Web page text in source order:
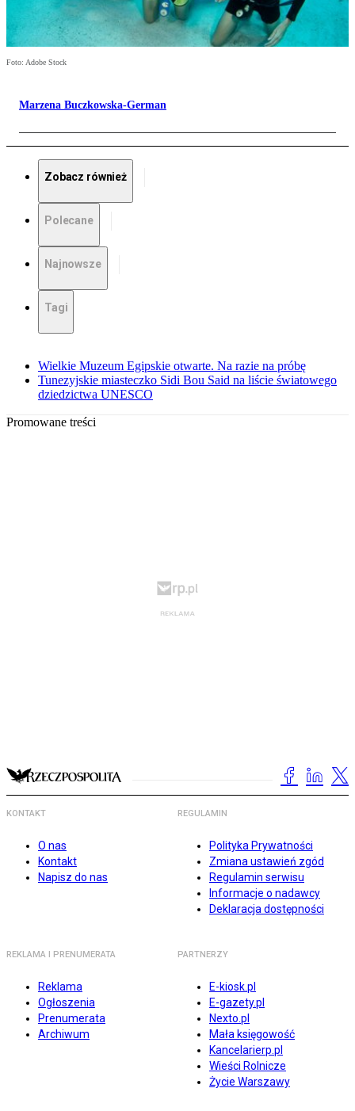
Foto: Adobe Stock
Marzena Buczkowska-German
Zobacz również
Polecane
Najnowsze
Tagi
Wielkie Muzeum Egipskie otwarte. Na razie na próbę
Tunezyjskie miasteczko Sidi Bou Said na liście światowego
dziedzictwa UNESCO
Promowane treści
KONTAKT
O nas
Kontakt
Napisz do nas
REGULAMIN
Polityka Prywatności
Zmiana ustawień zgód
Regulamin serwisu
Informacje o nadawcy
Deklaracja dostępności
REKLAMA I PRENUMERATA
Reklama
Ogłoszenia
Prenumerata
Archiwum
PARTNERZY
E-kiosk.pl
E-gazety.pl
Nexto.pl
Mała księgowość
Kancelarierp.pl
Wieści Rolnicze
Życie Warszawy